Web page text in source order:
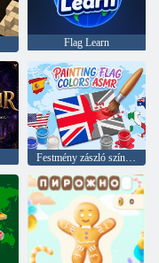
Flag Learn
Festmény zászló színek ASMR